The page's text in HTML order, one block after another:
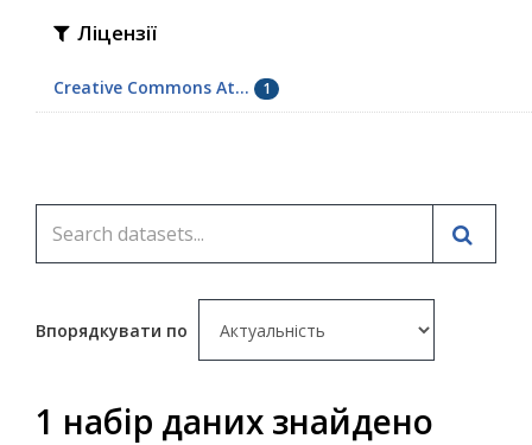
Ліцензії
Creative Commons At... 1
Впорядкувати по
1 набір даних знайдено